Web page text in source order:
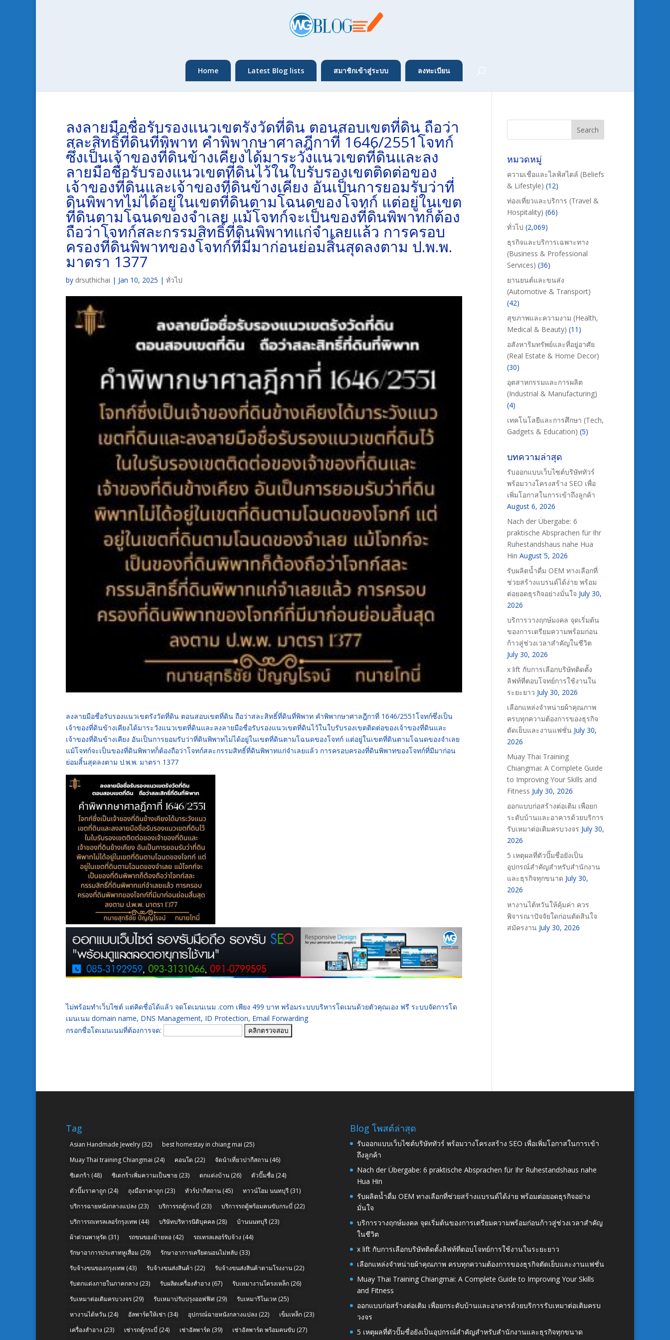
Home Latest Blog lists สมาชิกเข้าสู่ระบบ ลงทะเบียน
ลงลายมือชื่อรับรองแนวเขตรังวัดที่ดิน ตอนสอบเขตที่ดิน ถือว่า
สละสิทธิ์ที่ดินที่พิพาท คำพิพากษาศาลฎีกาที่ 1646/2551โจทก์
ซึ่งเป็นเจ้าของที่ดินข้างเคียงได้มาระวังแนวเขตที่ดินและลง
ลายมือชื่อรับรองแนวเขตที่ดินไว้ในใบรับรองเขตติดต่อของ
เจ้าของที่ดินและเจ้าของที่ดินข้างเคียง อันเป็นการยอมรับว่าที่
ดินพิพาทไม่ได้อยู่ในเขตที่ดินตามโฉนดของโจทก์ แต่อยู่ในเขต
ที่ดินตามโฉนดของจำเลย แม้โจทก์จะเป็นของที่ดินพิพาทก็ต้อง
ถือว่าโจทก์สละกรรมสิทธิ์ที่ดินพิพาทแก่จำเลยแล้ว การครอบ
ครองที่ดินพิพาทของโจทก์ที่มีมาก่อนย่อมสิ้นสุดลงตาม ป.พ.พ.
มาตรา 1377
by drsuthichai | Jan 10, 2025 | ทั่วไป
ลงลายมือชื่อรับรองแนวเขตรังวัดที่ดิน ตอนสอบเขตที่ดิน ถือว่าสละสิทธิ์ที่ดินที่พิพาท คำพิพากษาศาลฎีกาที่ 1646/2551โจทก์ซึ่งเป็น
เจ้าของที่ดินข้างเคียงได้มาระวังแนวเขตที่ดินและลงลายมือชื่อรับรองแนวเขตที่ดินไว้ในใบรับรองเขตติดต่อของเจ้าของที่ดินและ
เจ้าของที่ดินข้างเคียง อันเป็นการยอมรับว่าที่ดินพิพาทไม่ได้อยู่ในเขตที่ดินตามโฉนดของโจทก์ แต่อยู่ในเขตที่ดินตามโฉนดของจำเลย
แม้โจทก์จะเป็นของที่ดินพิพาทก็ต้องถือว่าโจทก์สละกรรมสิทธิ์ที่ดินพิพาทแก่จำเลยแล้ว การครอบครองที่ดินพิพาทของโจทก์ที่มีมาก่อน
ย่อมสิ้นสุดลงตาม ป.พ.พ. มาตรา 1377
ไม่พร้อมทำเว็บไซต์ แต่คิดชื่อได้แล้ว จดโดเมนเนม .com เพียง 499 บาท พร้อมระบบบริหารโดเมนด้วยตัวคุณเอง ฟรี ระบบจัดการโด
เมนเนม domain name, DNS Management, ID Protection, Email Forwarding
กรอกชื่อโดเมนเนมที่ต้องการจด:
หมวดหมู่
ความเชื่อและไลฟ์สไตล์ (Beliefs
& Lifestyle) (12)
ท่องเที่ยวและบริการ (Travel &
Hospitality) (66)
ทั่วไป (2,069)
ธุรกิจและบริการเฉพาะทาง
(Business & Professional
Services) (36)
ยานยนต์และขนส่ง
(Automotive & Transport)
(42)
สุขภาพและความงาม (Health,
Medical & Beauty) (11)
อสังหาริมทรัพย์และที่อยู่อาศัย
(Real Estate & Home Decor)
(30)
อุตสาหกรรมและการผลิต
(Industrial & Manufacturing)
(4)
เทคโนโลยีและการศึกษา (Tech,
Gadgets & Education) (5)
บทความล่าสุด
รับออกแบบเว็บไซต์บริษัททัวร์
พร้อมวางโครงสร้าง SEO เพื่อ
เพิ่มโอกาสในการเข้าถึงลูกค้า
August 6, 2026
Nach der Übergabe: 6
praktische Absprachen für Ihr
Ruhestandshaus nahe Hua
Hin August 5, 2026
รับผลิตน้ำดื่ม OEM ทางเลือกที่
ช่วยสร้างแบรนด์ได้ง่าย พร้อม
ต่อยอดธุรกิจอย่างมั่นใจ July 30,
2026
บริการวางฤกษ์มงคล จุดเริ่มต้น
ของการเตรียมความพร้อมก่อน
ก้าวสู่ช่วงเวลาสำคัญในชีวิต
July 30, 2026
x lift กับการเลือกบริษัทติดตั้ง
ลิฟท์ที่ตอบโจทย์การใช้งานใน
ระยะยาว July 30, 2026
เลือกแหล่งจำหน่ายผ้าคุณภาพ
ครบทุกความต้องการของธุรกิจ
ตัดเย็บและงานแฟชั่น July 30,
2026
Muay Thai Training
Chiangmai: A Complete Guide
to Improving Your Skills and
Fitness July 30, 2026
ออกแบบก่อสร้างต่อเติม เพื่อยก
ระดับบ้านและอาคารด้วยบริการ
รับเหมาต่อเติมครบวงจร July 30,
2026
5 เหตุผลที่ตัวปั๊มชื่อยังเป็น
อุปกรณ์สำคัญสำหรับสำนักงาน
และธุรกิจทุกขนาด July 30,
2026
หางานไต้หวันให้คุ้มค่า ควร
พิจารณาปัจจัยใดก่อนตัดสินใจ
สมัครงาน July 30, 2026
Tag
Asian Handmade Jewelry (32) best homestay in chiang mai (25)
Muay Thai training Chiangmai (24) คอนโด (22) จัดนำเที่ยวปากีสถาน (46)
ซิเดกร้า (48) ซิเดกร้าเพิ่มความเป็นชาย (23) ตกแต่งบ้าน (26) ตัวปั๊มชื่อ (24)
ตัวปั๊มราคาถูก (24) ถุงมือราคาถูก (23) ทัวร์ปากีสถาน (45) ทาวน์โฮม นนทบุรี (31)
บริการฉายหนังกลางแปลง (23) บริการรถตู้กระบี่ (23) บริการรถตู้พร้อมคนขับกระบี่ (22)
บริการรถเทรลเลอร์กรุงเทพ (44) บริษัทบริหารนิติบุคคล (28) บ้านนนทบุรี (23)
ผ้าต่วนพาหุรัด (31) รถขนของย้ายหอ (42) รถเทรลเลอร์รับจ้าง (44)
รักษาอาการประสาทหูเสื่อม (29) รักษาอาการเครียดนอนไม่หลับ (33)
รับจ้างขนของกรุงเทพ (43) รับจ้างขนส่งสินค้า (22) รับจ้างขนส่งสินค้าตามโรงงาน (22)
รับตกแต่งภายในภาคกลาง (23) รับผลิตเครื่องสำอาง (67) รับเหมางานโครงเหล็ก (26)
รับเหมาต่อเติมครบวงจร (29) รับเหมาปรับปรุงออฟฟิศ (29) รับเหมารีโนเวท (25)
หางานไต้หวัน (24) อัลพาร์ดให้เช่า (34) อุปกรณ์ฉายหนังกลางแปลง (22) เข็มเหล็ก (23)
เครื่องสำอาง (23) เช่ารถตู้กระบี่ (24) เช่าอัลพาร์ด (39) เช่าอัลพาร์ด พร้อมคนขับ (27)
Blog โพสต์ล่าสุด
รับออกแบบเว็บไซต์บริษัททัวร์ พร้อมวางโครงสร้าง SEO เพื่อเพิ่มโอกาสในการเข้า
ถึงลูกค้า
Nach der Übergabe: 6 praktische Absprachen für Ihr Ruhestandshaus nahe
Hua Hin
รับผลิตน้ำดื่ม OEM ทางเลือกที่ช่วยสร้างแบรนด์ได้ง่าย พร้อมต่อยอดธุรกิจอย่าง
มั่นใจ
บริการวางฤกษ์มงคล จุดเริ่มต้นของการเตรียมความพร้อมก่อนก้าวสู่ช่วงเวลาสำคัญ
ในชีวิต
x lift กับการเลือกบริษัทติดตั้งลิฟท์ที่ตอบโจทย์การใช้งานในระยะยาว
เลือกแหล่งจำหน่ายผ้าคุณภาพ ครบทุกความต้องการของธุรกิจตัดเย็บและงานแฟชั่น
Muay Thai Training Chiangmai: A Complete Guide to Improving Your Skills
and Fitness
ออกแบบก่อสร้างต่อเติม เพื่อยกระดับบ้านและอาคารด้วยบริการรับเหมาต่อเติมครบ
วงจร
5 เหตุผลที่ตัวปั๊มชื่อยังเป็นอุปกรณ์สำคัญสำหรับสำนักงานและธุรกิจทุกขนาด